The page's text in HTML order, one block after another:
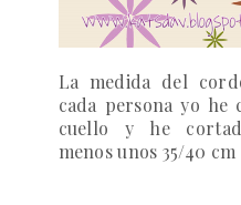
La medida del
cada persona yo he
cuello y he
menos unos 35/40